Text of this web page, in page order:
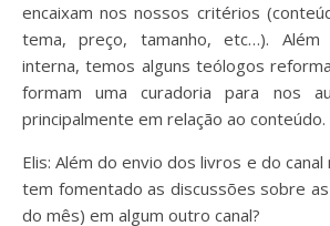
encaixam nos nossos critérios
tema, preço, tamanho, etc…).
interna, temos alguns teólogos
formam uma curadoria para nos
principalmente em relação ao conteúdo.
Elis: Além do envio dos livros e do
tem fomentado as discussões sobre
do mês) em algum outro canal?